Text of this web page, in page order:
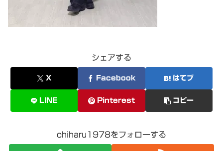
シェアする
X Facebook はてブ
LINE Pinterest コピー
chiharu1978をフォローする